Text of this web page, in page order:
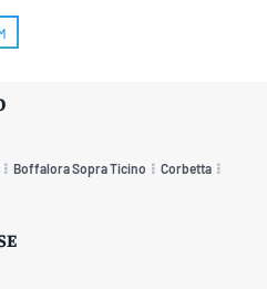
Boffalora Sopra Ticino Corbetta